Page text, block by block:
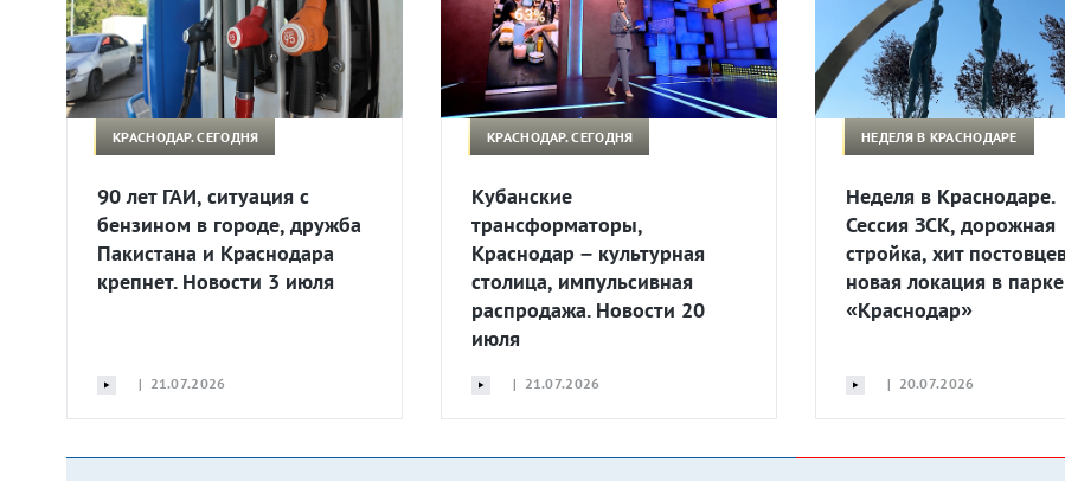
КРАСНОДАР. СЕГОДНЯ
90 лет ГАИ, ситуация с
бензином в городе, дружба
Пакистана и Краснодара
крепнет. Новости 3 июля
| 21.07.2026
КРАСНОДАР. СЕГОДНЯ
Кубанские
трансформаторы,
Краснодар – культурная
столица, импульсивная
распродажа. Новости 20
июля
| 21.07.2026
НЕДЕЛЯ В КРАСНОДАРЕ
Неделя в Краснодаре.
Сессия ЗСК, дорожная
стройка, хит
новая локация в парке
«Краснодар»
| 20.07.2026